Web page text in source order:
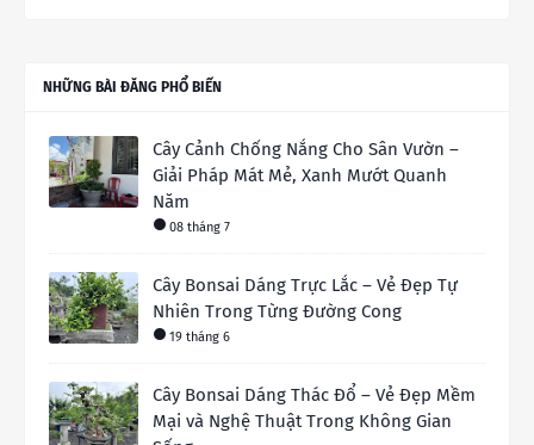
NHỮNG BÀI ĐĂNG PHỔ BIẾN
Cây Cảnh Chống Nắng Cho Sân Vườn –
Giải Pháp Mát Mẻ, Xanh Mướt Quanh
Năm
08 tháng 7
Cây Bonsai Dáng Trực Lắc – Vẻ Đẹp Tự
Nhiên Trong Từng Đường Cong
19 tháng 6
Cây Bonsai Dáng Thác Đổ – Vẻ Đẹp Mềm
Mại và Nghệ Thuật Trong Không Gian